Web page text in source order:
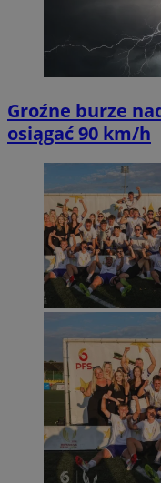
Groźne burze
osiągać 90 km/h